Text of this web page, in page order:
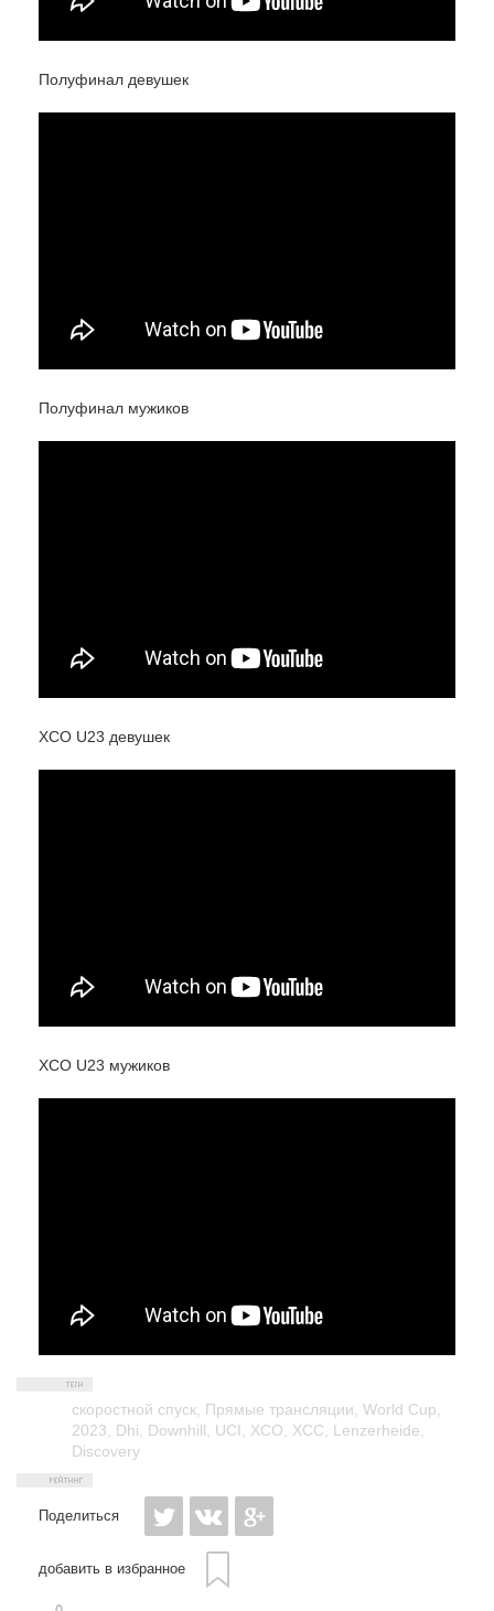
Полуфинал девушек
Полуфинал мужиков
XCO U23 девушек
XCO U23 мужиков
скоростной спуск Прямые трансляции World Cup
2023
Dhi Downhill UCI XCO XCC Lenzerheide
Discovery
Поделиться
добавить в избранное